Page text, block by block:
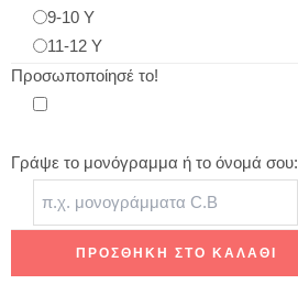
9-10 Y
11-12 Y
Προσωποποίησέ το!
Γράψε το μονόγραμμα ή το όνομά σου:
ΠΡΟΣΘΉΚΗ ΣΤΟ ΚΑΛΆΘΙ